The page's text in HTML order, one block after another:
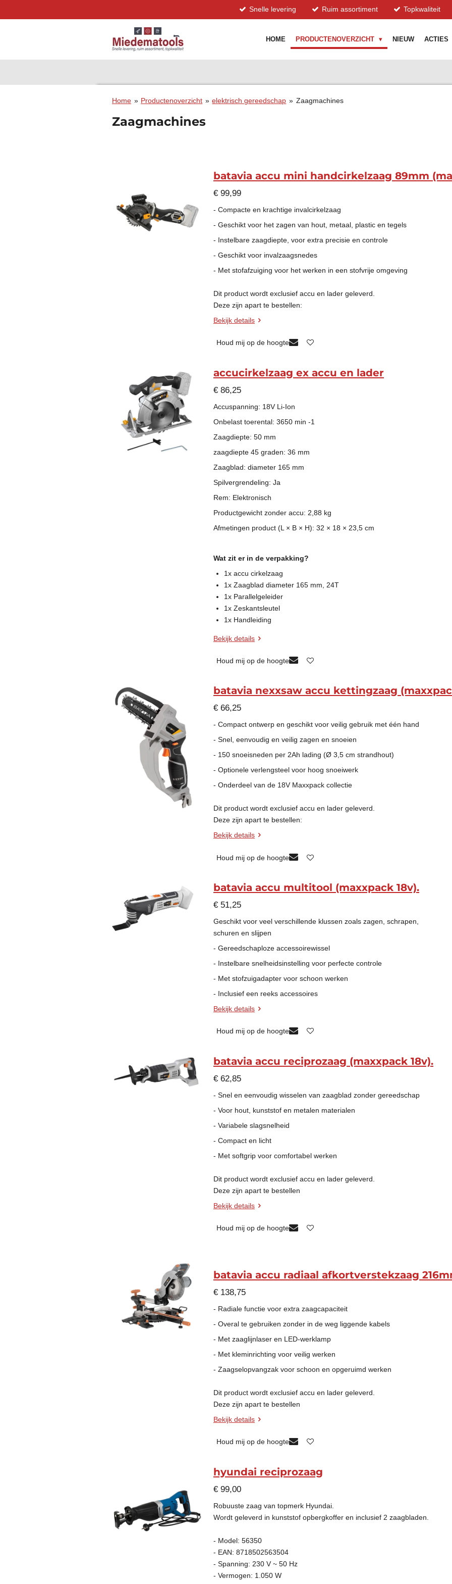
direct
Snelle levering Ruim assortiment Topkwaliteit
HOME PRODUCTENOVERZICHT NIEUW ACTIES
Home » Productenoverzicht » elektrisch gereedschap » Zaagmachines
Zaagmachines
batavia accu mini handcirkelzaag 89mm
€ 99,99
- Compacte en krachtige invalcirkelzaag
- Geschikt voor het zagen van hout, metaal, plastic en tegels
- Instelbare zaagdiepte, voor extra precisie en controle
- Geschikt voor invalzaagsnedes
- Met stofafzuiging voor het werken in een stofvrije omgeving
Dit product wordt exclusief accu en lader geleverd.
Deze zijn apart te bestellen:
Bekijk details
Houd mij op de hoogte
accucirkelzaag ex accu en lader
€ 86,25
Accuspanning: 18V Li-Ion
Onbelast toerental: 3650 min -1
Zaagdiepte: 50 mm
zaagdiepte 45 graden: 36 mm
Zaagblad: diameter 165 mm
Spilvergrendeling: Ja
Rem: Elektronisch
Productgewicht zonder accu: 2,88 kg
Afmetingen product (L × B × H): 32 × 18 × 23,5 cm
Wat zit er in de verpakking?
1x accu cirkelzaag
1x Zaagblad diameter 165 mm, 24T
1x Parallelgeleider
1x Zeskantsleutel
1x Handleiding
Bekijk details
Houd mij op de hoogte
batavia nexxsaw accu kettingzaag
€ 66,25
- Compact ontwerp en geschikt voor veilig gebruik met één hand
- Snel, eenvoudig en veilig zagen en snoeien
- 150 snoeisneden per 2Ah lading (Ø 3,5 cm strandhout)
- Optionele verlengsteel voor hoog snoeiwerk
- Onderdeel van de 18V Maxxpack collectie
Dit product wordt exclusief accu en lader geleverd.
Deze zijn apart te bestellen:
Bekijk details
Houd mij op de hoogte
batavia accu multitool (maxxpack 18v).
€ 51,25
Geschikt voor veel verschillende klussen zoals zagen, schrapen,
schuren en slijpen
- Gereedschaploze accessoirewissel
- Instelbare snelheidsinstelling voor perfecte controle
- Met stofzuigadapter voor schoon werken
- Inclusief een reeks accessoires
Bekijk details
Houd mij op de hoogte
batavia accu reciprozaag (maxxpack 18v).
€ 62,85
- Snel en eenvoudig wisselen van zaagblad zonder gereedschap
- Voor hout, kunststof en metalen materialen
- Variabele slagsnelheid
- Compact en licht
- Met softgrip voor comfortabel werken
Dit product wordt exclusief accu en lader geleverd.
Deze zijn apart te bestellen
Bekijk details
Houd mij op de hoogte
batavia accu radiaal afkortverstekzaag
€ 138,75
- Radiale functie voor extra zaagcapaciteit
- Overal te gebruiken zonder in de weg liggende kabels
- Met zaaglijnlaser en LED-werklamp
- Met kleminrichting voor veilig werken
- Zaagselopvangzak voor schoon en opgeruimd werken
Dit product wordt exclusief accu en lader geleverd.
Deze zijn apart te bestellen
Bekijk details
Houd mij op de hoogte
hyundai reciprozaag
€ 99,00
Robuuste zaag van topmerk Hyundai.
Wordt geleverd in kunststof opbergkoffer en inclusief 2 zaagbladen.
- Model: 56350
- EAN: 8718502563504
- Spanning: 230 V ~ 50 Hz
- Vermogen: 1.050 W